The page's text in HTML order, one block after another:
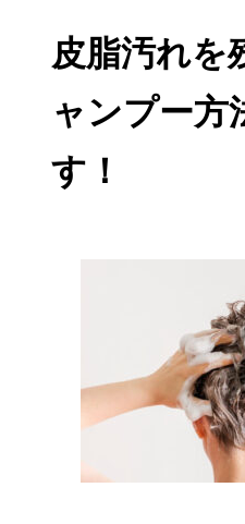
皮脂汚れを
ャンプー方
す！